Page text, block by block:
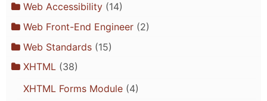
Web Accessibility(14)
Web Front-End Engineer(2)
Web Standards(15)
XHTML(38)
XHTML Forms Module(4)